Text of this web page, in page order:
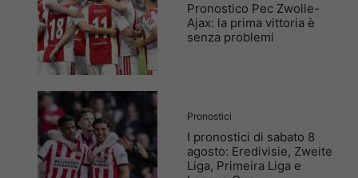
Pronostico Pec Zwolle-
Ajax: la prima vittoria è
senza problemi
Pronostici
I pronostici di sabato 8
agosto: Eredivisie, Zweite
Liga, Primeira Liga e